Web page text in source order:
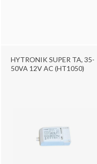
HYTRONIK SUPER TA, 35-
50VA 12V AC (HT1050)